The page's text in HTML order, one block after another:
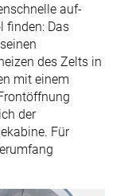
auf-
finden: Das
des Zelts in
mit einem
der
Für